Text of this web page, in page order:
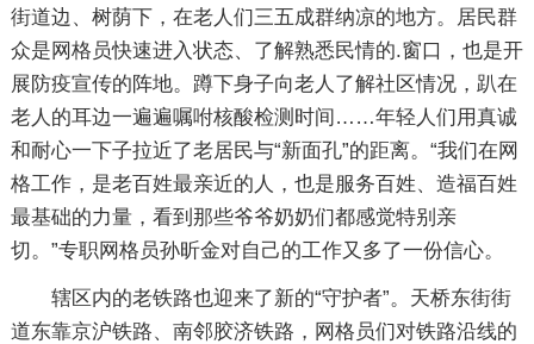
街道边、树荫下，在老人们三五成群纳凉的地方。居民群
众是网格员快速进入状态、了解熟悉民情的.窗口，也是开
展防疫宣传的阵地。蹲下身子向老人了解社区情况，趴在
老人的耳边一遍遍嘱咐核酸检测时间……年轻人们用真诚
和耐心一下子拉近了老居民与“新面孔”的距离。“我们在网
格工作，是老百姓最亲近的人，也是服务百姓、造福百姓
最基础的力量，看到那些爷爷奶奶们都感觉特别亲
切。”专职网格员孙昕金对自己的工作又多了一份信心。
辖区内的老铁路也迎来了新的“守护者”。天桥东街街
道东靠京沪铁路、南邻胶济铁路，网格员们对铁路沿线的